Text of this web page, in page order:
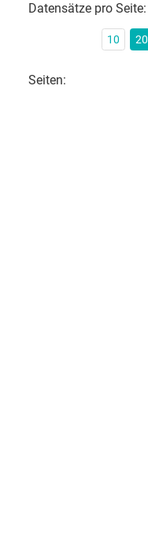
Datensätze pro Seite:
10 20
Seiten: